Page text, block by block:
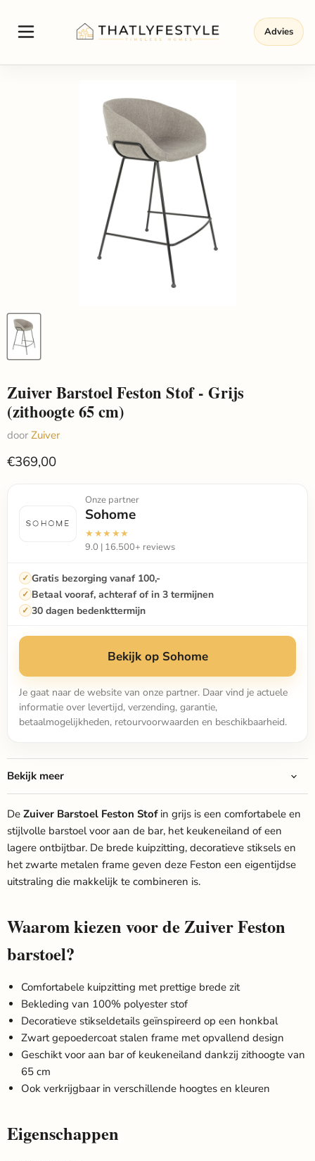
Advies
Zuiver Barstoel Feston Stof - Grijs
(zithoogte 65 cm)
door Zuiver
€369,00
Onze partner
Sohome
★★★★★
9.0 | 16.500+ reviews
Gratis bezorging vanaf 100,-
Betaal vooraf, achteraf of in 3 termijnen
30 dagen bedenkttermijn
Bekijk op Sohome
Je gaat naar de website van onze partner. Daar vind je actuele
informatie over levertijd, verzending, garantie,
betaalmogelijkheden, retourvoorwaarden en beschikbaarheid.
Bekijk meer
De Zuiver Barstoel Feston Stofin grijs is een comfortabele en
stijlvolle barstoel voor aan de bar, het keukeneiland of een
lagere ontbijtbar. De brede kuipzitting, decoratieve stiksels en
het zwarte metalen frame geven deze Feston een eigentijdse
uitstraling die makkelijk te combineren is.
Waarom kiezen voor de Zuiver Feston
barstoel?
Comfortabele kuipzitting met prettige brede zit
Bekleding van 100% polyester stof
Decoratieve stikseldetails geïnspireerd op een honkbal
Zwart gepoedercoat stalen frame met opvallend design
Geschikt voor aan bar of keukeneiland dankzij zithoogte van
65 cm
Ook verkrijgbaar in verschillende hoogtes en kleuren
Eigenschappen